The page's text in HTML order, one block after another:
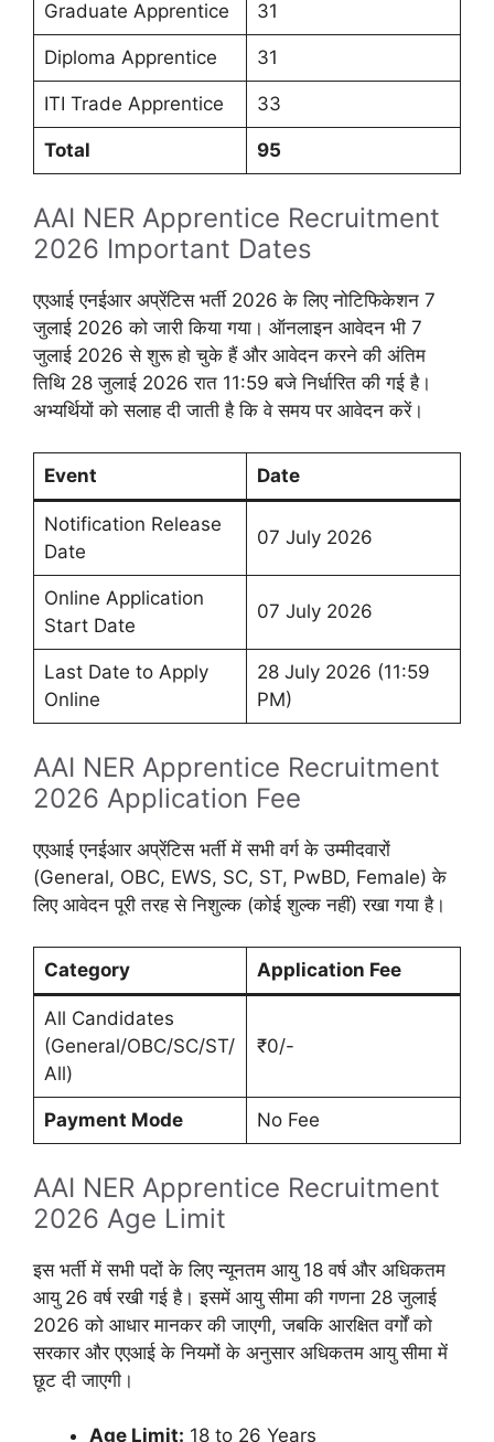
Graduate Apprentice 31
Diploma Apprentice 31
ITI Trade Apprentice 33
Total 95
AAI NER Apprentice Recruitment
2026 Important Dates
एएआई एनईआर अप्रेंटिस भर्ती 2026 के लिए नोटिफिकेशन 7
जुलाई 2026 को जारी किया गया। ऑनलाइन आवेदन भी 7
जुलाई 2026 से शुरू हो चुके हैं और आवेदन करने की अंतिम
तिथि 28 जुलाई 2026 रात 11:59 बजे निर्धारित की गई है।
अभ्यर्थियों को सलाह दी जाती है कि वे समय पर आवेदन करें।
Event Date
Notification Release
Date
07 July 2026
Online Application
Start Date
07 July 2026
Last Date to Apply
Online
28 July 2026 (11:59
PM)
AAI NER Apprentice Recruitment
2026 Application Fee
एएआई एनईआर अप्रेंटिस भर्ती में सभी वर्ग के उम्मीदवारों
(General, OBC, EWS, SC, ST, PwBD, Female) के
लिए आवेदन पूरी तरह से निशुल्क (कोई शुल्क नहीं) रखा गया है।
Category Application Fee
All Candidates
(General/OBC/SC/ST/
All)
₹0/-
Payment Mode No Fee
AAI NER Apprentice Recruitment
2026 Age Limit
इस भर्ती में सभी पदों के लिए न्यूनतम आयु 18 वर्ष और अधिकतम
आयु 26 वर्ष रखी गई है। इसमें आयु सीमा की गणना 28 जुलाई
2026 को आधार मानकर की जाएगी, जबकि आरक्षित वर्गों को
सरकार और एएआई के नियमों के अनुसार अधिकतम आयु सीमा में
छूट दी जाएगी।
Age Limit: 18 to 26 Years